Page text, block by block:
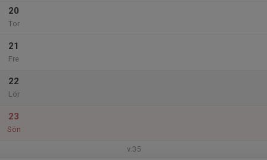
20
Tor
21
Fre
22
Lör
23
Sön
v.35